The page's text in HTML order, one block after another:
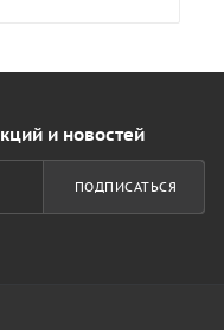
и новостей
ПОДПИСАТЬСЯ